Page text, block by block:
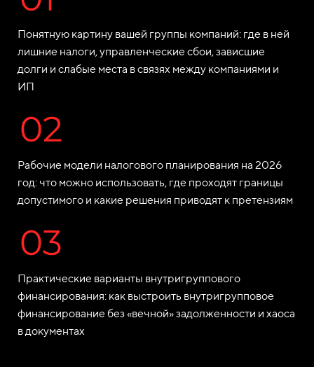
Понятную картину вашей группы компаний: где в ней
лишние налоги, управленческие сбои, зависшие
долги и слабые места в связях между компаниями и
ИП
Рабочие модели налогового планирования на 2026
год: что можно использовать, где проходят границы
допустимого и какие решения приводят к претензиям
Практические варианты внутригруппового
финансирования: как выстроить внутригрупповое
финансирование без «вечной» задолженности и хаоса
в документах